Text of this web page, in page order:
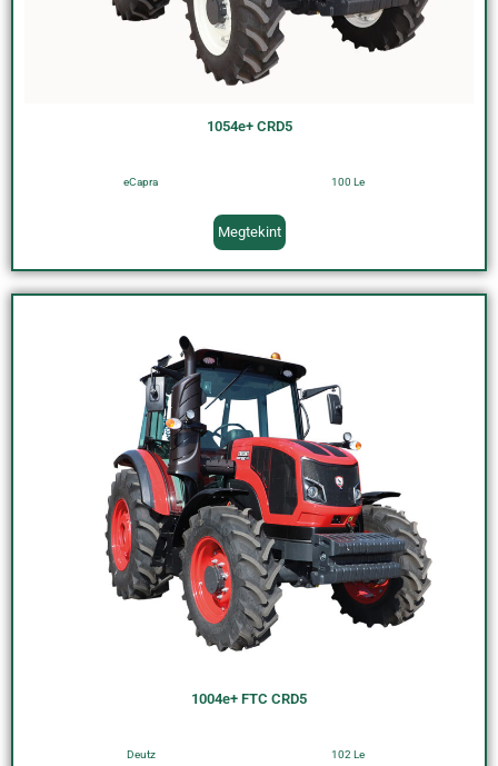
1054e+ CRD5
eCapra 100 Le
Megtekint
1004e+ FTC CRD5
Deutz 102 Le